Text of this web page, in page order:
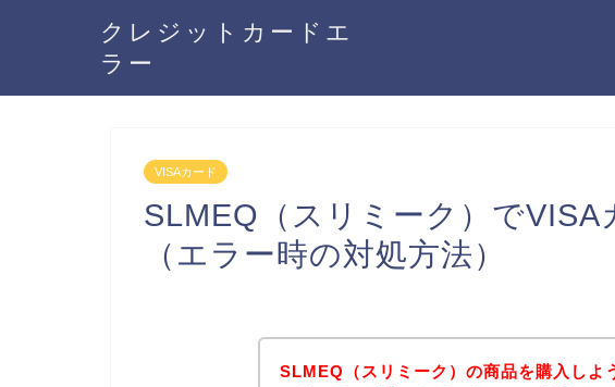
クレジットカードエ
ラー
VISAカード
SLMEQ（スリミーク）でVISA
（エラー時の対処方法）
SLMEQ（スリミーク）の商品を購入しよ